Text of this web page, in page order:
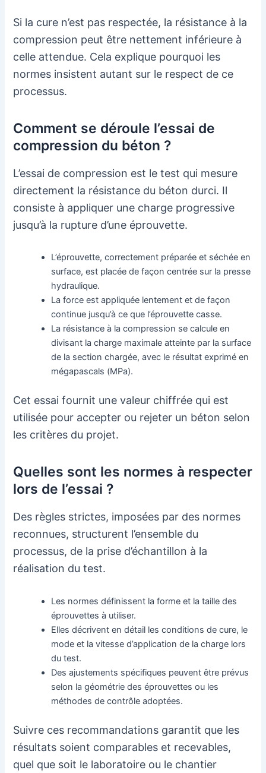
Si la cure n’est pas respectée, la résistance à la
compression peut être nettement inférieure à
celle attendue. Cela explique pourquoi les
normes insistent autant sur le respect de ce
processus.
Comment se déroule l’essai de
compression du béton ?
L’essai de compression est le test qui mesure
directement la résistance du béton durci. Il
consiste à appliquer une charge progressive
jusqu’à la rupture d’une éprouvette.
L’éprouvette, correctement préparée et séchée en
surface, est placée de façon centrée sur la presse
hydraulique.
La force est appliquée lentement et de façon
continue jusqu’à ce que l’éprouvette casse.
La résistance à la compression se calcule en
divisant la charge maximale atteinte par la surface
de la section chargée, avec le résultat exprimé en
mégapascals (MPa).
Cet essai fournit une valeur chiffrée qui est
utilisée pour accepter ou rejeter un béton selon
les critères du projet.
Quelles sont les normes à respecter
lors de l’essai ?
Des règles strictes, imposées par des normes
reconnues, structurent l’ensemble du
processus, de la prise d’échantillon à la
réalisation du test.
Les normes définissent la forme et la taille des
éprouvettes à utiliser.
Elles décrivent en détail les conditions de cure, le
mode et la vitesse d’application de la charge lors
du test.
Des ajustements spécifiques peuvent être prévus
selon la géométrie des éprouvettes ou les
méthodes de contrôle adoptées.
Suivre ces recommandations garantit que les
résultats soient comparables et recevables,
quel que soit le laboratoire ou le chantier